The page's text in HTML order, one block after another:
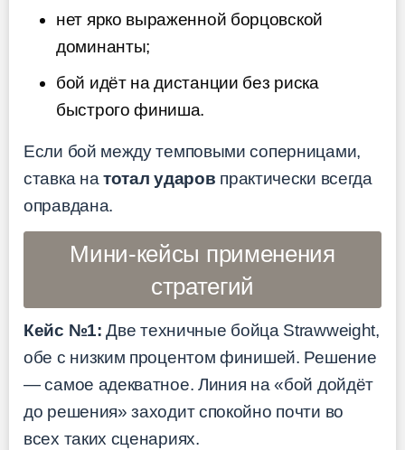
нет ярко выраженной борцовской
доминанты;
бой идёт на дистанции без риска
быстрого финиша.
Если бой между темповыми соперницами,
ставка на тотал ударов практически всегда
оправдана.
Мини-кейсы применения
стратегий
Кейс №1: Две техничные бойца Strawweight,
обе с низким процентом финишей. Решение
— самое адекватное. Линия на «бой дойдёт
до решения» заходит спокойно почти во
всех таких сценариях.